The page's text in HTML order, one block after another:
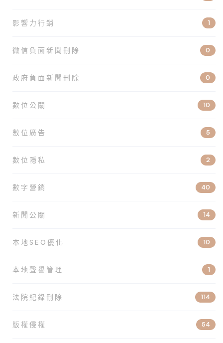
影響力行銷 1
微信負面新聞刪除 0
政府負面新聞刪除 0
數位公關 10
數位廣告 5
數位隱私 2
數字營銷 40
新聞公關 14
本地SEO優化 10
本地聲譽管理 1
法院紀錄刪除 114
版權侵權 54